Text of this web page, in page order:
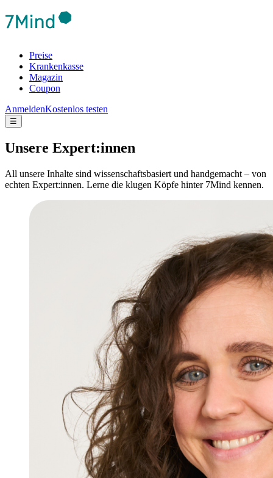
Preise
Krankenkasse
Magazin
Coupon
AnmeldenKostenlos testen
☰
Unsere Expert:innen
All unsere Inhalte sind wissenschaftsbasiert und handgemacht – von
echten Expert:innen. Lerne die klugen Köpfe hinter 7Mind kennen.